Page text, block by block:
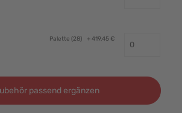
Palette (28) + 419,45 €
passend ergänzen